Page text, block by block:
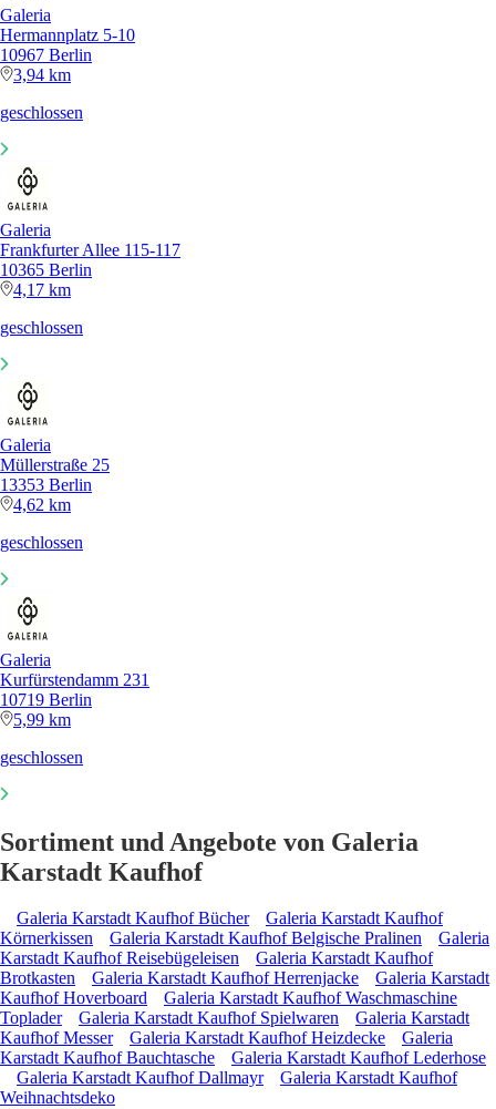
Galeria
Hermannplatz 5-10
10967 Berlin
3,94 km
geschlossen
Galeria
Frankfurter Allee 115-117
10365 Berlin
4,17 km
geschlossen
Galeria
Müllerstraße 25
13353 Berlin
4,62 km
geschlossen
Galeria
Kurfürstendamm 231
10719 Berlin
5,99 km
geschlossen
Sortiment und Angebote von Galeria
Karstadt Kaufhof
Galeria Karstadt Kaufhof Bücher
Galeria Karstadt Kaufhof
Körnerkissen
Galeria Karstadt Kaufhof Belgische Pralinen
Galeria
Karstadt Kaufhof Reisebügeleisen
Galeria Karstadt Kaufhof
Brotkasten
Galeria Karstadt Kaufhof Herrenjacke
Galeria Karstadt
Kaufhof Hoverboard
Galeria Karstadt Kaufhof Waschmaschine
Toplader
Galeria Karstadt Kaufhof Spielwaren
Galeria Karstadt
Kaufhof Messer
Galeria Karstadt Kaufhof Heizdecke
Galeria
Karstadt Kaufhof Bauchtasche
Galeria Karstadt Kaufhof Lederhose
Galeria Karstadt Kaufhof Dallmayr
Galeria Karstadt Kaufhof
Weihnachtsdeko